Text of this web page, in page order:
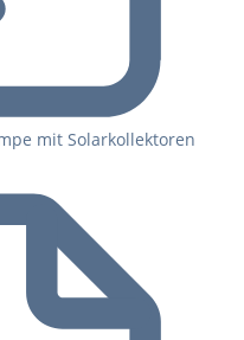
mit Solarkollektoren